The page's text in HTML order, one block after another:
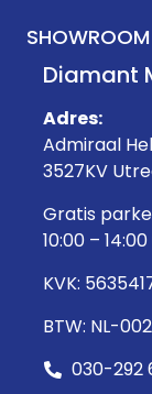
SHOWROOM
Diamant
Adres:
Admiraal
3527KV
Gratis
10:00 –
KVK:
BTW: NL-
030-292